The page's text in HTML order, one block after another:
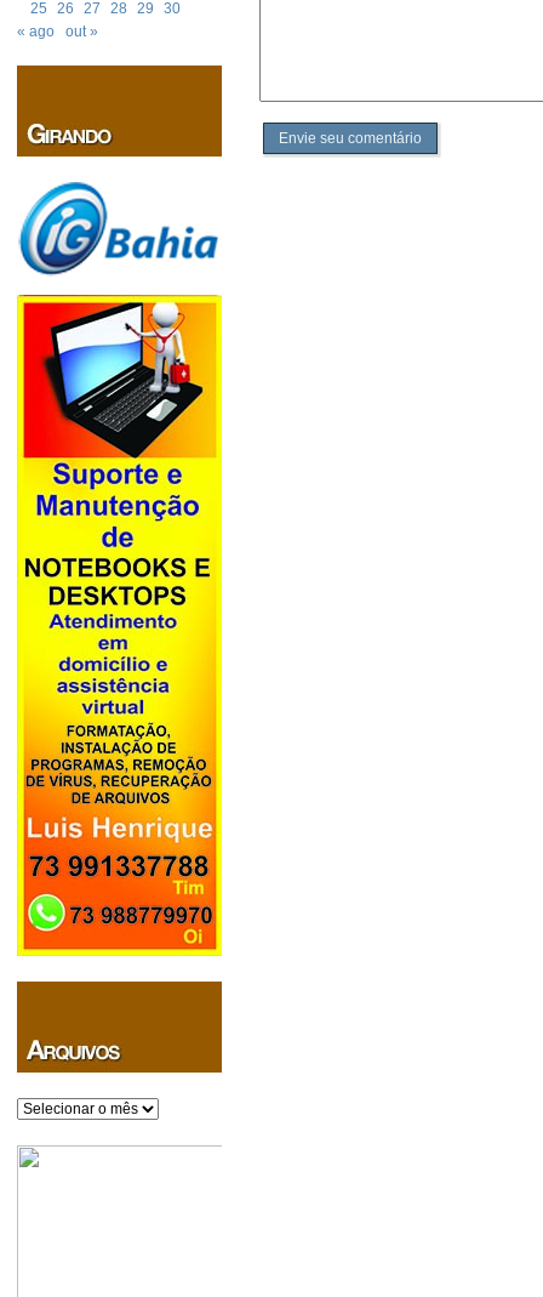
25
26 27 28 29
30
« ago
out »
Arquivos
Envie seu comentário